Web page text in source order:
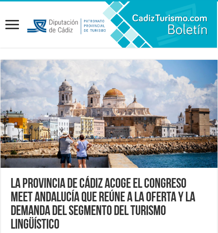
La provincia de Cádiz acoge el congreso
MEET Andalucía que reúne a la oferta y la
demanda del segmento del turismo
lingüístico